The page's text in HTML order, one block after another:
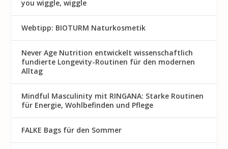
you wiggle, wiggle
Webtipp: BIOTURM Naturkosmetik
Never Age Nutrition entwickelt wissenschaftlich
fundierte Longevity-Routinen für den modernen
Alltag
Mindful Masculinity mit RINGANA: Starke Routinen
für Energie, Wohlbefinden und Pflege
FALKE Bags für den Sommer